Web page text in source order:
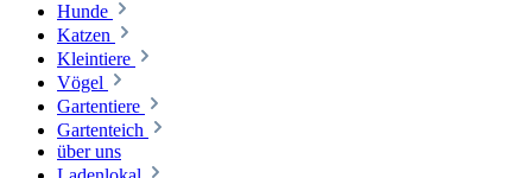
Hunde
Katzen
Kleintiere
Vögel
Gartentiere
Gartenteich
über uns